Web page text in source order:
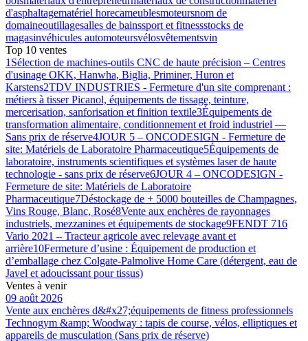
d'asphaltagematériel horecameublesmoteursnom de
domaineoutillagesalles de bainssport et fitnessstocks de
magasinvéhicules automoteursvélosvêtementsvin
Top 10 ventes
1 Sélection de machines-outils CNC de haute précision – Centres
d'usinage OKK, Hanwha, Biglia, Priminer, Huron et
Karstens2TDV INDUSTRIES - Fermeture d'un site comprenant :
métiers à tisser Picanol, équipements de tissage, teinture,
mercerisation, sanforisation et finition textile3Équipements de
transformation alimentaire, conditionnement et froid industriel —
Sans prix de réserve4JOUR 5 – ONCODESIGN - Fermeture de
site: Matériels de Laboratoire Pharmaceutique5Équipements de
laboratoire, instruments scientifiques et systèmes laser de haute
technologie - sans prix de réserve6JOUR 4 – ONCODESIGN -
Fermeture de site: Matériels de Laboratoire
Pharmaceutique7Déstockage de + 5000 bouteilles de Champagnes,
Vins Rouge, Blanc, Rosé8Vente aux enchères de rayonnages
industriels, mezzanines et équipements de stockage9FENDT 716
Vario 2021 – Tracteur agricole avec relevage avant et
arrière10Fermeture d’usine : Équipement de production et
d’emballage chez Colgate-Palmolive Home Care (détergent, eau de
Javel et adoucissant pour tissus)
Ventes à venir
09 août 2026
Vente aux enchères d&#x27;équipements de fitness professionnels
Technogym &amp; Woodway : tapis de course, vélos, elliptiques et
appareils de musculation (Sans prix de réserve)